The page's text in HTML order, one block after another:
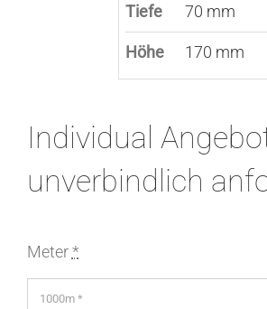
Tiefe 70 mm
Höhe 170 mm
Individual
unverbindlich
Meter*